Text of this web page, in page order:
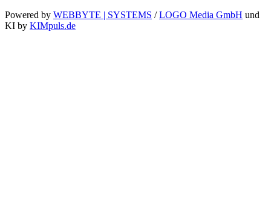
Powered by WEBBYTE | SYSTEMS /LOGO Media GmbH und
KI by KIMpuls.de